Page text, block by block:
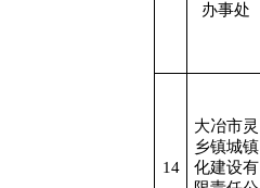
办事处
14
大冶市灵
乡镇城镇
化建设有